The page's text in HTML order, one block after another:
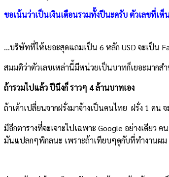
ขอเน้นว่าเป็นเงินเดือนรวมทั้งปีนะครับ ตัวเลขที่เห็
…บริษัทที่ให้เยอะสุดแถมเป็น 6 หลัก USD จะเป็น
สมมติว่าตัวเลขเหล่านี้มีหน่วยเป็นบาทก็เยอะมาก
ถ้ารวมไปแล้ว ปีนึงก็ ราวๆ 4 ล้านบาทเอง
ถ้าเค้าเปลี่ยนจากฝรั่งมาจ้างเป็นคนไทย ฝรั่ง 1 คน
มีอีกตารางที่จะเจาะไปเฉพาะ Google อย่างเดียว
มันแปลกๆพิกลนะ เพราะถ้าเทียบๆดูกับที่ทำงานผม เ